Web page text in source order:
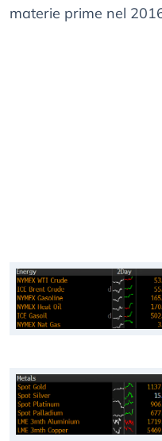
materie prime nel